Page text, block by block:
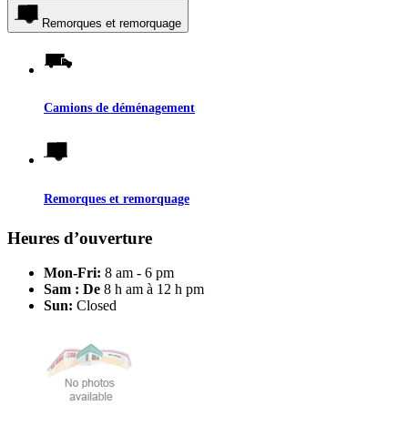
Remorques et remorquage
Camions de déménagement
Remorques et remorquage
Heures d’ouverture
Mon-Fri: 8 am - 6 pm
Sam : De 8 h am à 12 h pm
Sun: Closed